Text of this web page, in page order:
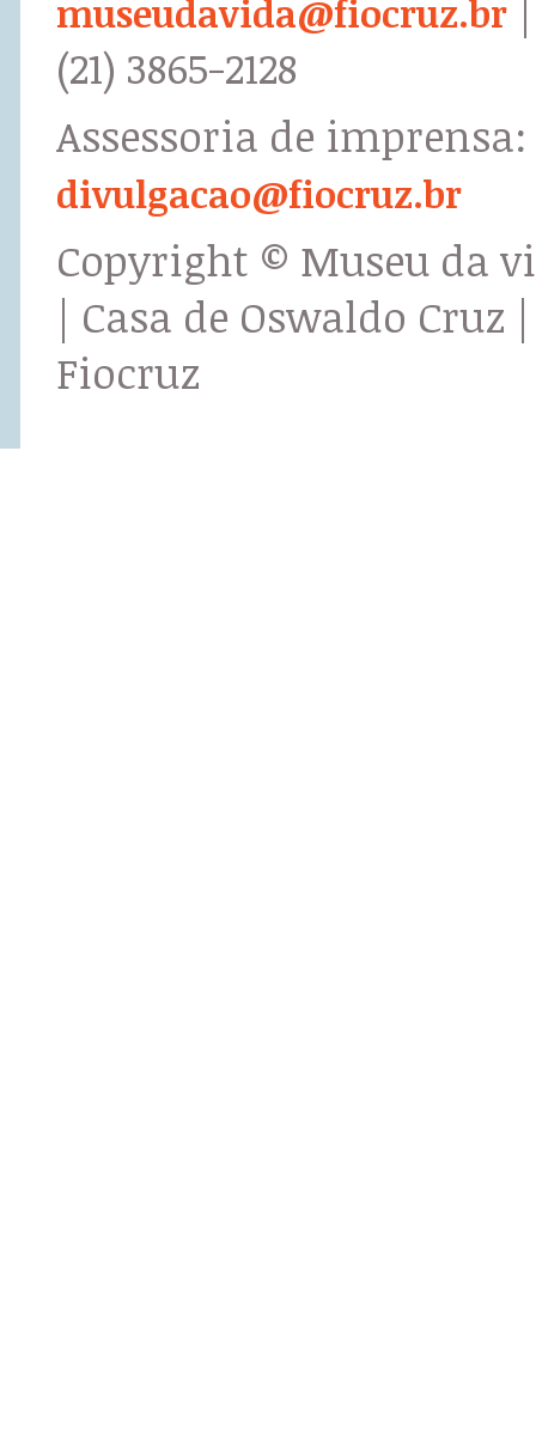
museudavida@fiocruz.br
(21) 3865-2128
Assessoria de imprensa:
divulgacao@fiocruz.br
Copyright © Museu da
| Casa de Oswaldo Cruz |
Fiocruz